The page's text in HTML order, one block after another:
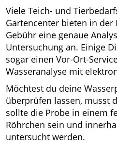
Viele Teich- und
Gartencenter bieten in der
Gebühr eine genaue
Untersuchung an. Einige
sogar einen Vor-Ort-
Wasseranalyse mit
Möchtest du deine
überprüfen lassen, musst
sollte die Probe in einem
Röhrchen sein und
untersucht werden.